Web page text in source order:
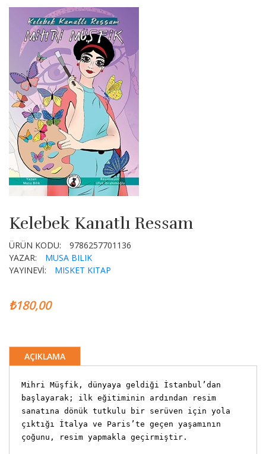
Kelebek Kanatlı Ressam
ÜRÜN KODU:
9786257701136
YAZAR:
MUSA BILIK
YAYINEVİ:
MISKET KITAP
₺180,00
AÇIKLAMA
Mihri Müşfik, dünyaya geldiği İstanbul’dan
başlayarak; ilk eğitiminin ardından resim
sanatına dönük tutkulu bir serüven için yola
çıktığı İtalya ve Paris’te geçen yaşamının
çoğunu, resim yapmakla geçirmiştir.